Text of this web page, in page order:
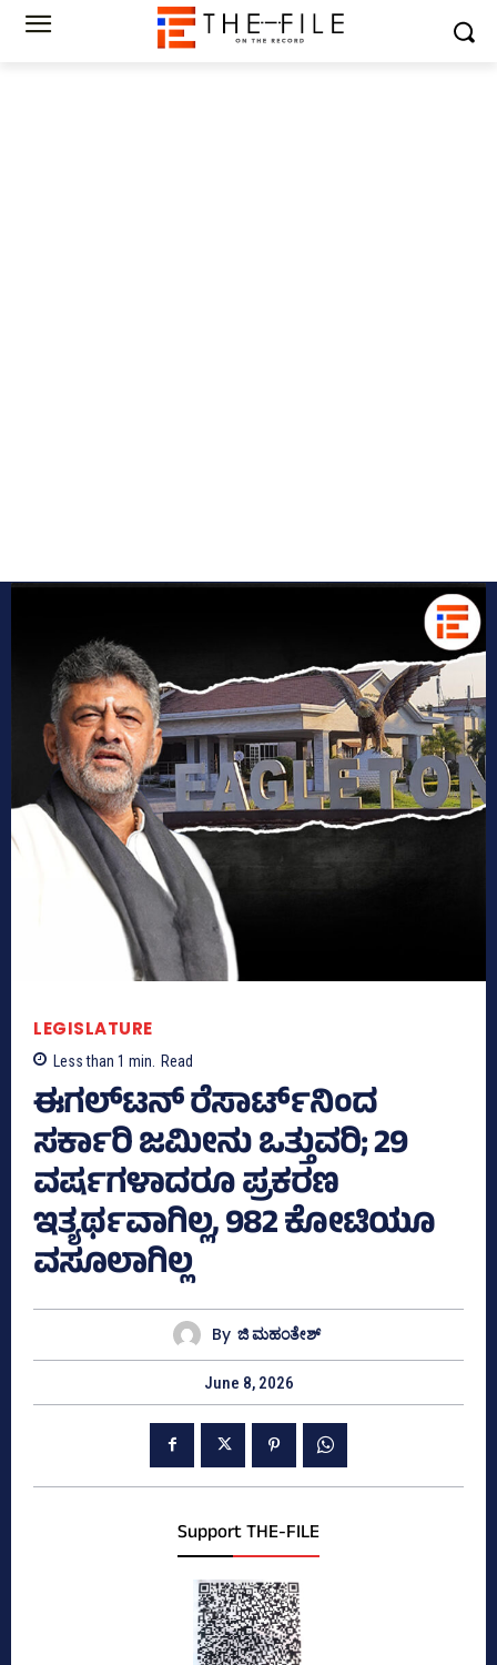
LEGISLATURE
Less than 1 min. Read
ಈಗಲ್‌ಟನ್‌ ರೆಸಾರ್ಟ್‌ನಿಂದ
ಸರ್ಕಾರಿ ಜಮೀನು ಒತ್ತುವರಿ; 29
ವರ್ಷಗಳಾದರೂ ಪ್ರಕರಣ
ಇತ್ಯರ್ಥವಾಗಿಲ್ಲ, 982 ಕೋಟಿಯೂ
ವಸೂಲಾಗಿಲ್ಲ
By ಜಿ ಮಹಂತೇಶ್
June 8, 2026
Support THE-FILE